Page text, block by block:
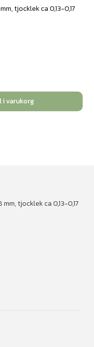
tjocklek ca 0,13-0,17
i varukorg
tjocklek ca 0,13-0,17